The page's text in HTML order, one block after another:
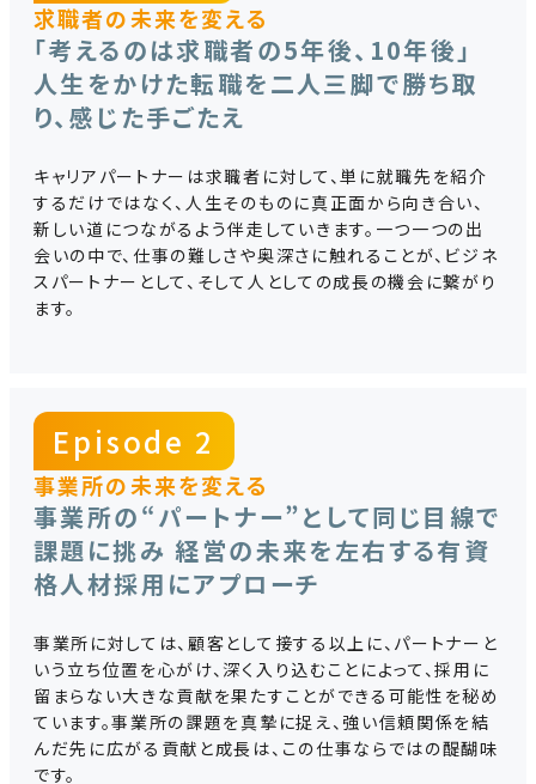
求職者の未来を変える
「考えるのは求職者の5年後、10年後」
人生をかけた転職を二人三脚で勝ち取
り、感じた手ごたえ
キャリアパートナーは求職者に対して、単に就職先を紹介
するだけではなく、人生そのものに真正面から向き合い、
新しい道につながるよう伴走していきます。一つ一つの出
会いの中で、仕事の難しさや奥深さに触れることが、ビジネ
スパートナーとして、そして人としての成長の機会に繋がり
ます。
Episode 2
事業所の未来を変える
事業所の“パートナー”として同じ目線で
課題に挑み 経営の未来を左右する有資
格人材採用にアプローチ
事業所に対しては、顧客として接する以上に、パートナーと
いう立ち位置を心がけ、深く入り込むことによって、採用に
留まらない大きな貢献を果たすことができる可能性を秘め
ています。事業所の課題を真摯に捉え、強い信頼関係を結
んだ先に広がる貢献と成長は、この仕事ならではの醍醐味
です。